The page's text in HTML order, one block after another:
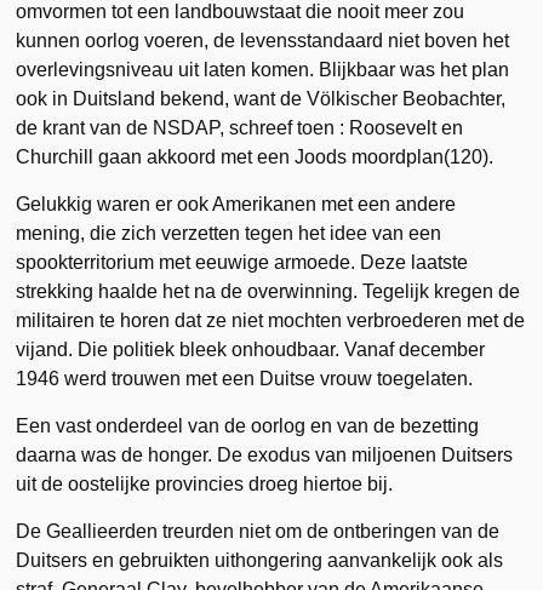
omvormen tot een landbouwstaat die nooit meer zou
kunnen oorlog voeren, de levensstandaard niet boven het
overlevingsniveau uit laten komen. Blijkbaar was het plan
ook in Duitsland bekend, want de Völkischer Beobachter,
de krant van de NSDAP, schreef toen : Roosevelt en
Churchill gaan akkoord met een Joods moordplan(120).
Gelukkig waren er ook Amerikanen met een andere
mening, die zich verzetten tegen het idee van een
spookterritorium met eeuwige armoede. Deze laatste
strekking haalde het na de overwinning. Tegelijk kregen de
militairen te horen dat ze niet mochten verbroederen met de
vijand. Die politiek bleek onhoudbaar. Vanaf december
1946 werd trouwen met een Duitse vrouw toegelaten.
Een vast onderdeel van de oorlog en van de bezetting
daarna was de honger. De exodus van miljoenen Duitsers
uit de oostelijke provincies droeg hiertoe bij.
De Geallieerden treurden niet om de ontberingen van de
Duitsers en gebruikten uithongering aanvankelijk ook als